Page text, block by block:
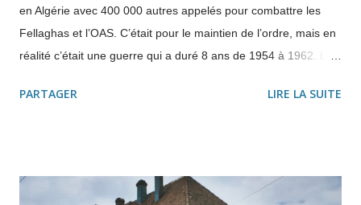
en Algérie avec 400 000 autres appelés pour combattre les
Fellaghas et l’OAS. C’était pour le maintien de l’ordre, mais en
réalité c’était une guerre qui a duré 8 ans de 1954 à 1962. Le
voulait une décolonisation en douceur". C'est pourquoi il
"République autonome" . Puis il jette l’éponge en 1951. " Il n’y
PARTAGER LIRE LA SUITE